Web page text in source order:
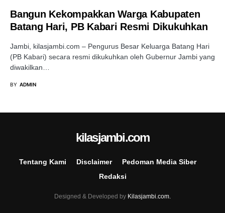
Bangun Kekompakkan Warga Kabupaten
Batang Hari, PB Kabari Resmi Dikukuhkan
Jambi, kilasjambi.com – Pengurus Besar Keluarga Batang Hari
(PB Kabari) secara resmi dikukuhkan oleh Gubernur Jambi yang
diwakilkan…
BY ADMIN
kilasjambi.com
Tentang Kami Disclaimer
Pedoman Media Siber
Redaksi
Designed & Developed by Kilasjambi.com.